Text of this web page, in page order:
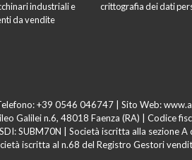
industriali e
da vendite
crittografia dei dati
+39 0546 046747 | Sito Web:
Galilei n.6, 48018 Faenza (RA) | Codice
SUBM70N | Società iscritta alla sezione
iscritta al n.68 del Registro Gestori